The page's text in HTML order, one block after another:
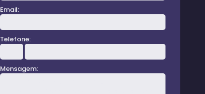
Email:
Telefone:
Mensagem: